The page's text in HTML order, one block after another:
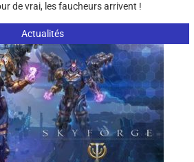
de vrai, les faucheurs arrivent !
Actualités